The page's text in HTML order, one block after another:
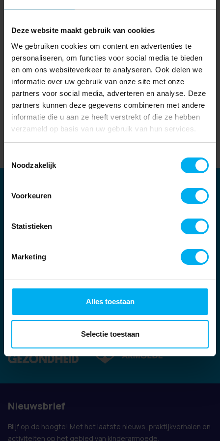
Deze website maakt gebruik van cookies
We gebruiken cookies om content en advertenties te
personaliseren, om functies voor social media te bieden
en om ons websiteverkeer te analyseren. Ook delen we
informatie over uw gebruik van onze site met onze
partners voor social media, adverteren en analyse. Deze
partners kunnen deze gegevens combineren met andere
informatie die u aan ze heeft verstrekt of die ze hebben
verzameld op basis van uw gebruik van hun services.
Noodzakelijk
Voorkeuren
Statistieken
Marketing
Alles toestaan
Selectie toestaan
Partners
Ook vertegenwoordigd door:
Nieuwsbrief
Blijf op de hoogte! Met het laatste nieuws, praktijkverhalen en
activiteiten op het gebied van kinderarmoede.